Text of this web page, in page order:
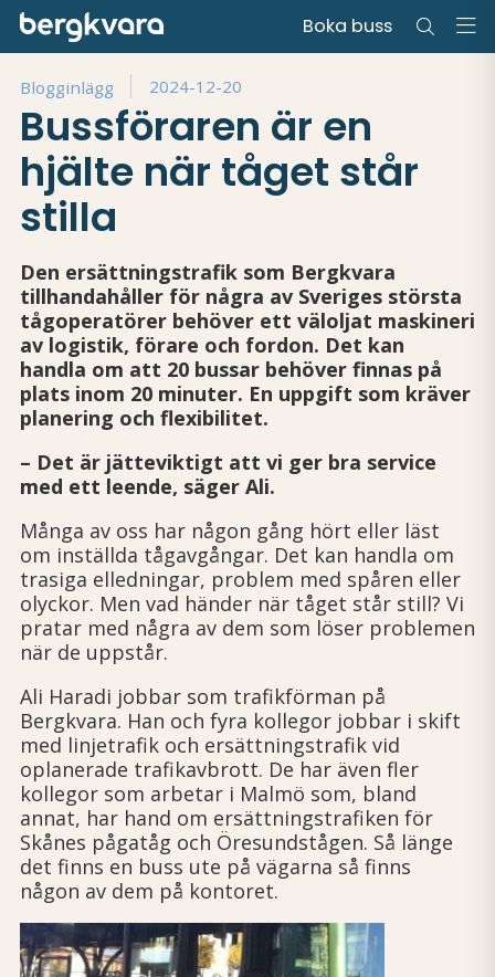
Boka buss
Hem/ Press / Bussföraren är en hjälte när tåget står stilla
Blogginlägg 2024-12-20
Bussföraren är en
hjälte när tåget står
stilla
Den ersättningstrafik som Bergkvara
tillhandahåller för några av Sveriges största
tågoperatörer behöver ett väloljat maskineri
av ­logistik, förare och fordon. Det kan
handla om att 20 bussar behöver finnas på
plats inom 20 minuter. En uppgift som kräver
planering och flexibilitet.
– Det är jätteviktigt att vi ger bra service
med ett leende, säger Ali.
Många av oss har någon gång hört eller läst
om inställda tågavgångar. Det kan handla om
trasiga elledningar, problem med spåren eller
olyckor. Men vad händer när tåget står still? Vi
pratar med några av dem som löser problemen
när de uppstår.
Ali Haradi jobbar som trafikförman på
Bergkvara. Han och fyra kollegor jobbar i skift
med linjetrafik och ersättningstrafik vid
oplanerade trafik­avbrott. De har även fler
kollegor som arbetar i Malmö som, bland
annat, har hand om ersättningstrafiken för
Skånes pågatåg och Öresundstågen. Så länge
det finns en buss ute på vägarna så finns
någon av dem på kontoret.